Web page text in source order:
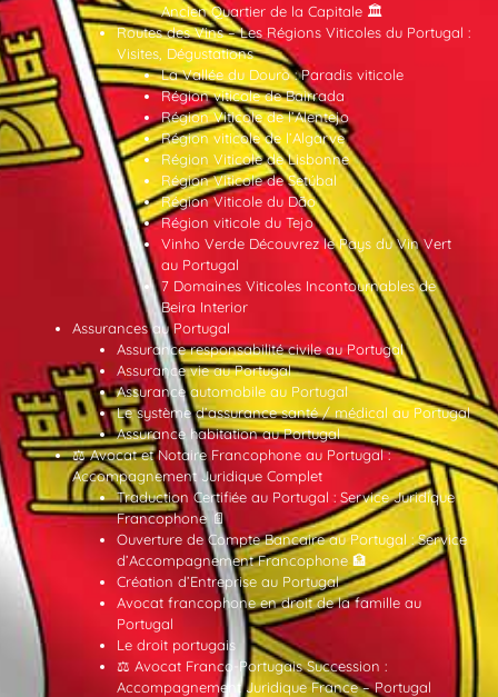
Ancien Quartier de la Capitale 🏛️
Routes des Vins – Les Régions Viticoles du Portugal :
Visites, Dégustations
La Vallée du Douro : Paradis viticole
Région viticole de Bairrada
Région Viticole de l’Alentejo
Région viticole de l’Algarve
Région Viticole de Lisbonne
Région Viticole de Setúbal
Région Viticole du Dão
Région viticole du Tejo
Vinho Verde Découvrez le Pays du Vin Vert
au Portugal
7 Domaines Viticoles Incontournables de
Beira Interior
Assurances au Portugal
Assurance responsabilité civile au Portugal
Assurance vie au Portugal
Assurance automobile au Portugal
Le système d’assurance santé / médical au Portugal
Assurance habitation au Portugal
⚖️ Avocat et Notaire Francophone au Portugal :
Accompagnement Juridique Complet
Traduction Certifiée au Portugal : Service Juridique
Francophone 📄
Ouverture de Compte Bancaire au Portugal : Service
d’Accompagnement Francophone 🏦
Création d’Entreprise au Portugal
Avocat francophone en droit de la famille au
Portugal
Le droit portugais
⚖️ Avocat Franco-Portugais Succession :
Accompagnement Juridique France – Portugal